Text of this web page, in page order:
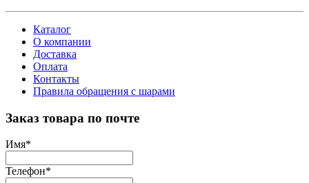
Каталог
О компании
Доставка
Оплата
Контакты
Правила обращения с шарами
Заказ товара по почте
Имя*
Телефон*